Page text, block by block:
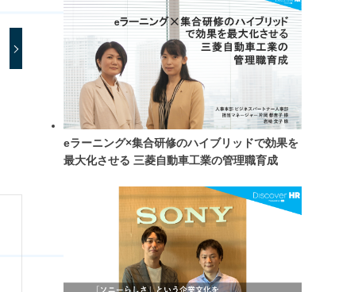
eラーニング×集合研修のハイブリッドで効果を
最大化させる 三菱自動車工業の管理職育成